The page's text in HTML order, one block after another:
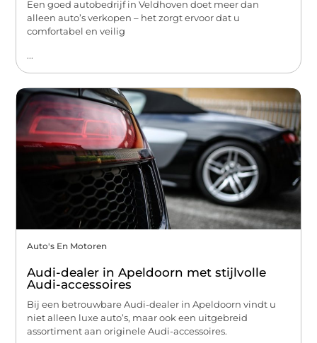
Een goed autobedrijf in Veldhoven doet meer dan
alleen auto’s verkopen – het zorgt ervoor dat u
comfortabel en veilig
...
Auto's En Motoren
Audi-dealer in Apeldoorn met stijlvolle
Audi-accessoires
Bij een betrouwbare Audi-dealer in Apeldoorn vindt u
niet alleen luxe auto’s, maar ook een uitgebreid
assortiment aan originele Audi-accessoires.